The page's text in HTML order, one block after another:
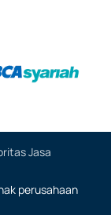
Jasa
perusahaan